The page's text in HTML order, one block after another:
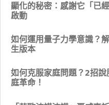
顯化的秘密：感謝它「已
啟動
如何運用量子力學意識？
生版本
如何克服家庭問題？2招
庭革命！